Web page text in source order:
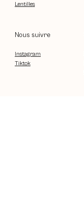
Lentilles
Nous suivre
Instagram
Tiktok